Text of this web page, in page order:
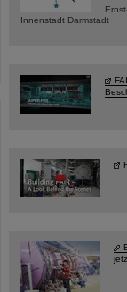
Innenstadt Darmstadt